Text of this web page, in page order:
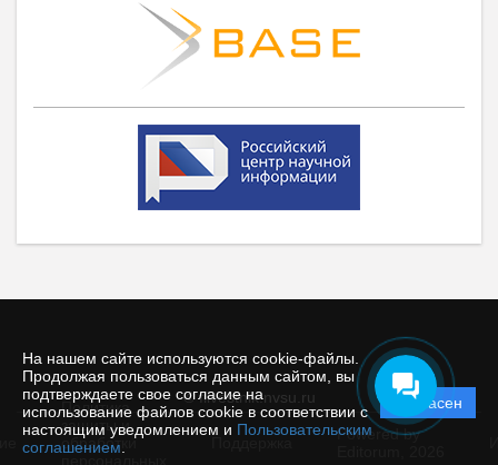
На нашем сайте используются cookie-файлы.
Продолжая пользоваться данным сайтом, вы
подтверждаете свое согласие на
использование файлов cookie в соответствии с
настоящим уведомлением и Пользовательским
соглашением
Согласен
© filvestnik.nvsu.ru
Политика
защиты и
обработки
Powered by